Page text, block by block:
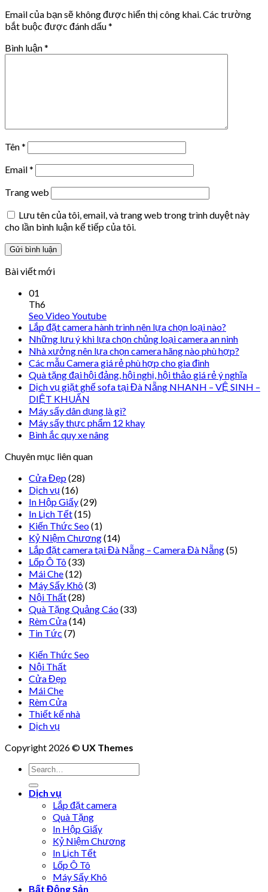
Email của bạn sẽ không được hiển thị công khai. Các trường
bắt buộc được đánh dấu*
Bình luận*
Tên*
Email*
Trang web
Lưu tên của tôi, email, và trang web trong trình duyệt này
cho lần bình luận kế tiếp của tôi.
Bài viết mới
01
Th6
Seo Video Youtube
Lắp đặt camera hành trình nên lựa chọn loại nào?
Những lưu ý khi lựa chọn chủng loại camera an ninh
Nhà xưởng nên lựa chọn camera hãng nào phù hợp?
Các mẫu Camera giá rẻ phù hợp cho gia đình
Quà tặng đại hội đảng, hội nghị, hội thảo giá rẻ ý nghĩa
Dịch vụ giặt ghế sofa tại Đà Nẵng NHANH – VỆ SINH –
DIỆT KHUẨN
Máy sấy dân dụng là gì?
Máy sấy thực phẩm 12 khay
Bình ắc quy xe nâng
Chuyên mục liên quan
Cửa Đẹp(28)
Dịch vụ (16)
In Hộp Giấy(29)
In Lịch Tết(15)
Kiến Thức Seo(1)
Kỷ Niệm Chương(14)
Lắp đặt camera tại Đà Nẵng – Camera Đà Nẵng(5)
Lốp Ô Tô(33)
Mái Che(12)
Máy Sấy Khô(3)
Nội Thất(28)
Quà Tặng Quảng Cáo(33)
Rèm Cửa(14)
Tin Tức (7)
Kiến Thức Seo
Nội Thất
Cửa Đẹp
Mái Che
Rèm Cửa
Thiết kế nhà
Dịch vụ
Copyright 2026 © UX Themes
Dịch vụ
Lắp đặt camera
Quà Tặng
In Hộp Giấy
Kỷ Niệm Chương
In Lịch Tết
Lốp Ô Tô
Máy Sấy Khô
Bất Động Sản